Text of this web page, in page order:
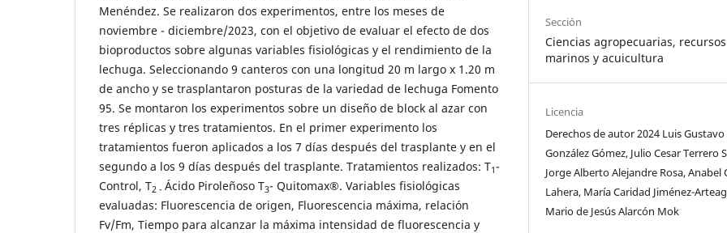
Menéndez. Se realizaron dos experimentos, entre los meses de
noviembre - diciembre/2023, con el objetivo de evaluar el efecto de dos
bioproductos sobre algunas variables fisiológicas y el rendimiento de la
lechuga. Seleccionando 9 canteros con una longitud 20 m largo x 1.20 m
de ancho y se trasplantaron posturas de la variedad de lechuga Fomento
95. Se montaron los experimentos sobre un diseño de block al azar con
tres réplicas y tres tratamientos. En el primer experimento los
tratamientos fueron aplicados a los 7 días después del trasplante y en el
segundo a los 9 días después del trasplante. Tratamientos realizados: T1-
Control, T2 - Ácido Piroleñoso T3- Quitomax®. Variables fisiológicas
evaluadas: Fluorescencia de origen, Fluorescencia máxima, relación
Fv/Fm, Tiempo para alcanzar la máxima intensidad de fluorescencia y
Sección
Ciencias agropecuarias, recursos
marinos y acuicultura
Licencia
Derechos de autor 2024 Luis Gustavo
González Gómez, Julio Cesar Terrero
Jorge Alberto Alejandre Rosa, Anabel
Lahera, María Caridad Jiménez-
Mario de Jesús Alarcón Mok